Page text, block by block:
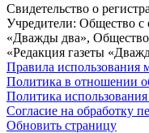
Свидетельство о
Учредители: Общество с
«Дважды два», Общество
«Редакция газеты
Правила использования
Политика в отношении
Политика
Согласие на обработку
Обновить страницу